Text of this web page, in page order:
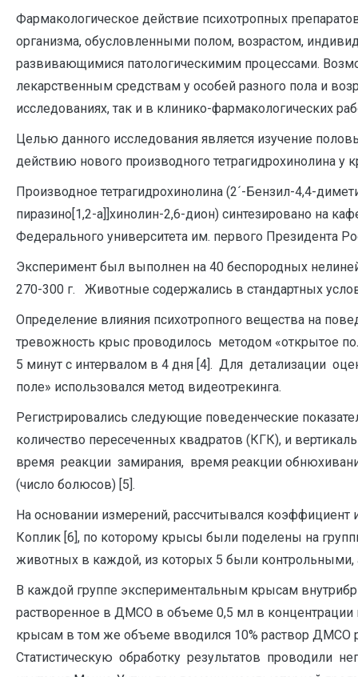
Фармакологическое действие психотропных
организма, обусловленными полом, возрастом,
развивающимися патологическимим процессами.
лекарственным средствам у особей разного пола и
исследованиях, так и в клинико-фармакологических
Целью данного исследования является изучение
действию нового производного тетрагидрохинолина у
Производное тетрагидрохинолина (2´-Бензил-4,4-
пиразино[1,2-а]]хинолин-2,6-дион) синтезировано на
Федерального университета им. первого Президента
Эксперимент был выполнен на 40 беспородных
270-300 г. Животные содержались в стандартных
Определение влияния психотропного вещества на
тревожность крыс проводилось методом «открытое
5 минут с интервалом в 4 дня [4]. Для детализации
поле» использовался метод видеотрекинга.
Регистрировались следующие поведенческие
количество пересеченных квадратов (КГК), и
время реакции замирания, время реакции
(число болюсов) [5].
На основании измерений, рассчитывался коэффициент
Коплик [6], по которому крысы были поделены на
животных в каждой, из которых 5 были контрольными,
В каждой группе экспериментальным крысам
растворенное в ДМСО в объеме 0,5 мл в
крысам в том же объеме вводился 10% раствор ДМСО
Статистическую обработку результатов проводили